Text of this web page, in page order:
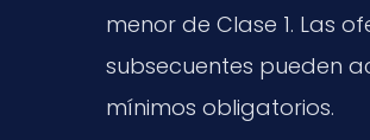
menor de Clase 1. Las
subsecuentes pueden
mínimos obligatorios.